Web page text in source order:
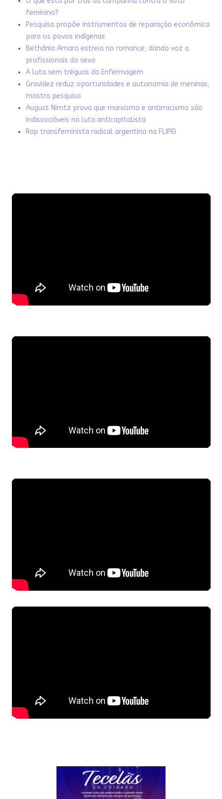
feminino?
Pesquisa propõe instrumentos de reparação econômica
para os povos indígenas
Bethânia Amaro estreia no romance, dando voz a
profissionais do sexo
A luta sem tréguas da Enfermagem
Gravidez reduz oportunidades e autonomia de meninas,
mostra pesquisa
August Nimtz prova que marxismo e antirracismo são
indissociáveis na luta anticapitalista
Rap transfeminista radical argentino na FLIPEI